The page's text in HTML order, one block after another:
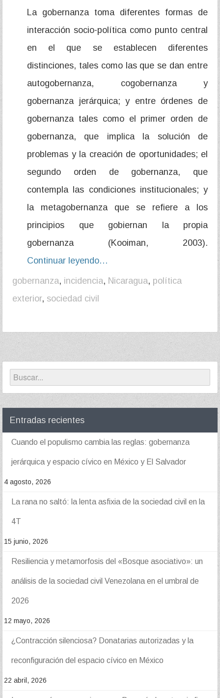
La gobernanza toma diferentes formas de
interacción socio-política como punto central
en el que se establecen diferentes
distinciones, tales como las que se dan entre
autogobernanza, cogobernanza y
gobernanza jerárquica; y entre órdenes de
gobernanza tales como el primer orden de
gobernanza, que implica la solución de
problemas y la creación de oportunidades; el
segundo orden de gobernanza, que
contempla las condiciones institucionales; y
la metagobernanza que se refiere a los
principios que gobiernan la propia
gobernanza (Kooiman, 2003).
Continuar leyendo…
gobernanza, incidencia, Nicaragua, política
exterior, sociedad civil
Entradas recientes
Cuando el populismo cambia las reglas: gobernanza
jerárquica y espacio cívico en México y El Salvador
4 agosto, 2026
La rana no saltó: la lenta asfixia de la sociedad civil en la
4T
15 junio, 2026
Resiliencia y metamorfosis del «Bosque asociativo»: un
análisis de la sociedad civil Venezolana en el umbral de
2026
12 mayo, 2026
¿Contracción silenciosa? Donatarias autorizadas y la
reconfiguración del espacio cívico en México
22 abril, 2026